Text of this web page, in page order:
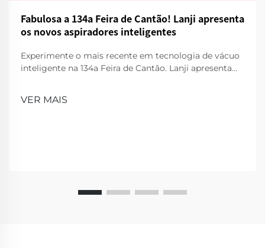
Fabulosa a 134a Feira de Cantão! Lanji apresenta
os novos aspiradores inteligentes
Experimente o mais recente em tecnologia de vácuo
inteligente na 134a Feira de Cantão. Lanji apresenta
demonstração!
VER MAIS